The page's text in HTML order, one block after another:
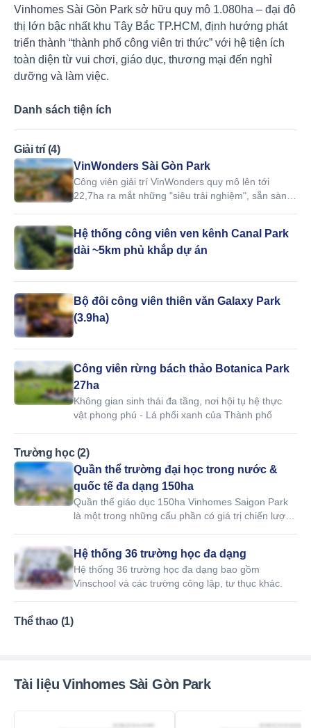
Vinhomes Sài Gòn Park sở hữu quy mô 1.080ha – đại đô
thị lớn bậc nhất khu Tây Bắc TP.HCM, định hướng phát
triển thành “thành phố công viên tri thức” với hệ tiện ích
toàn diện từ vui chơi, giáo dục, thương mại đến nghỉ
dưỡng và làm việc.
Danh sách tiện ích
Giải trí (4)
VinWonders Sài Gòn Park
Công viên giải trí VinWonders quy mô lên tới
22,7ha ra mắt những "siêu trải nghiệm", sẵn sàng
Hệ thống công viên ven kênh Canal Park
dài ~5km phủ khắp dự án
Bộ đôi công viên thiên văn Galaxy Park
(3.9ha)
Công viên rừng bách thảo Botanica Park
27ha
Không gian sinh thái đa tầng, nơi hội tụ hệ thực
vật phong phú - Lá phổi xanh của Thành phố
Trường học (2)
Quần thể trường đại học trong nước &
quốc tế đa dạng 150ha
Quần thể giáo dục 150ha Vinhomes Saigon Park
là một trong những cấu phần có giá trị chiến lược
nghiên cứu và đổi mới sáng tạo làm hạt nhân phát
triển dài hạn.
Hệ thống 36 trường học đa dạng
Hệ thống 36 trường học đa dạng bao gồm
Vinschool và các trường công lập, tư thục khác.
Thể thao (1)
Tài liệu Vinhomes Sài Gòn Park